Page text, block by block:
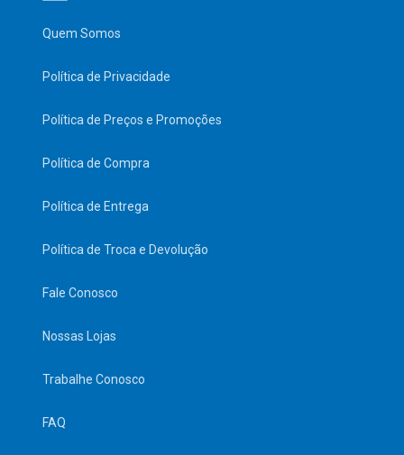
Quem Somos
Política de Privacidade
Política de Preços e Promoções
Política de Compra
Política de Entrega
Política de Troca e Devolução
Fale Conosco
Nossas Lojas
Trabalhe Conosco
FAQ